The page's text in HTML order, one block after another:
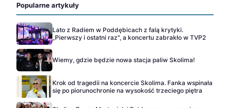
Popularne artykuły
Lato z Radiem w Poddębicach z falą krytyki.
„Pierwszy i ostatni raz", a koncertu zabrakło w TVP2
Wiemy, gdzie będzie nowa stacja paliw Skolima!
Krok od tragedii na koncercie Skolima. Fanka wspinała
się po piorunochronie na wysokość trzeciego piętra